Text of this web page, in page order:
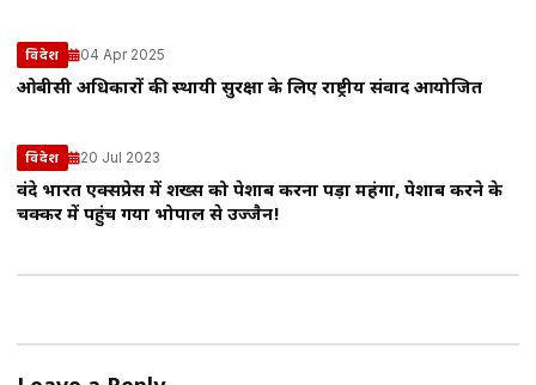
विदेश 04 Apr 2025
ओबीसी अधिकारों की स्थायी सुरक्षा के लिए राष्ट्रीय संवाद आयोजित
विदेश 20 Jul 2023
वंदे भारत एक्सप्रेस में शख्स को पेशाब करना पड़ा महंगा, पेशाब करने के
चक्कर में पहुंच गया भोपाल से उज्जैन!